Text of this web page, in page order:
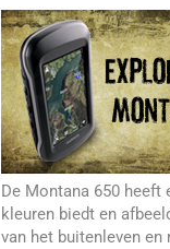
De Montana 650
kleuren biedt en
van het buitenleven